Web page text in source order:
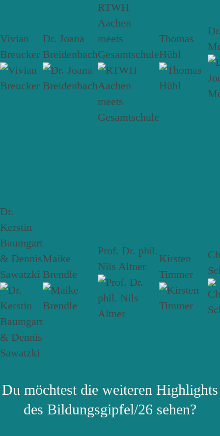
Vivian
Breucker
Dr. Joana
Breidenbach
RTWH
Aachen
meets
Gesamtschule
Thomas
Hübl
Dr.
Kerstin
Baumgart
& Dennis
Sawatzki
Maike
Brendle
Prof. Dr. phil.
Nils Altner
Kirsten
Timmer
Du möchtest die weiteren Highlights
des Bildungsgipfel/26 sehen?